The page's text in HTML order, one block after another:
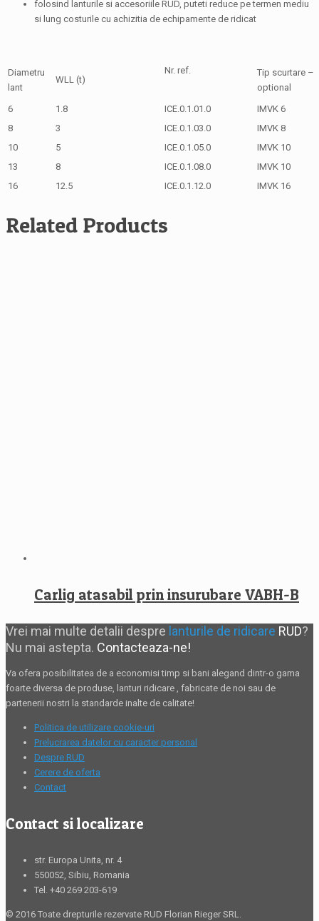
folosind lanturile si accesoriile RUD, puteti reduce pe termen mediu
si lung costurile cu achizitia de echipamente de ridicat
Diametru
lant
WLL (t)
Nr. ref.
Tip scurtare –
optional
6
1.8 ICE.0.1.01.0
IMVK 6
8
3 ICE.0.1.03.0
IMVK 8
10
5 ICE.0.1.05.0
IMVK 10
13
8 ICE.0.1.08.0
IMVK 10
16
12.5 ICE.0.1.12.0 IMVK 16
Related Products
Carlig atasabil prin insurubare VABH-B
Vrei mai multe detalii despre lanturile de ridicare RUD?
Nu mai astepta. Contacteaza-ne!
Va ofera posibilitatea de a economisi timp si bani alegand dintr-o gama
foarte diversa de produse,
lanturi ridicare , fabricate de noi sau de
partenerii nostri la standarde inalte de calitate!
Politica de utilizare cookie-uri
Prelucrarea datelor cu caracter personal
Despre RUD
Cerere de oferta
Contact
Contact si localizare
str. Europa Unita, nr. 4
550052, Sibiu, Romania
Tel. +40 269 203-619
© 2016 Toate drepturile rezervate RUD Florian Rieger SRL.